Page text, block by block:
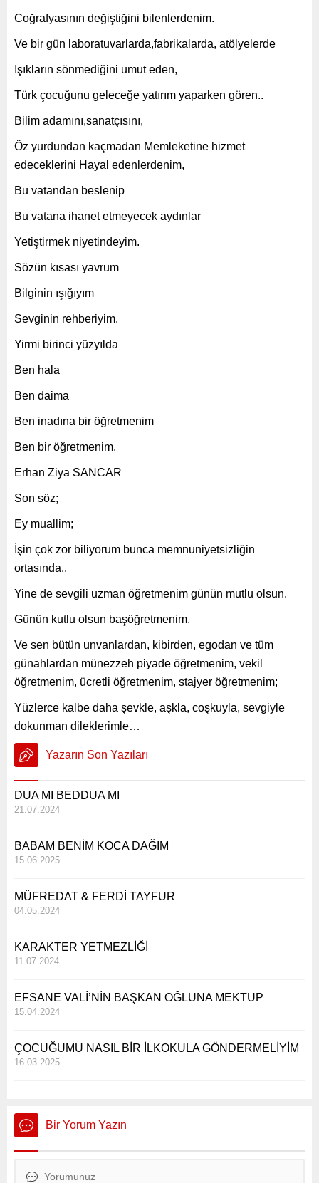
Coğrafyasının değiştiğini bilenlerdenim.
Ve bir gün laboratuvarlarda,fabrikalarda, atölyelerde
Işıkların sönmediğini umut eden,
Türk çocuğunu geleceğe yatırım yaparken gören..
Bilim adamını,sanatçısını,
Öz yurdundan kaçmadan Memleketine hizmet
edeceklerini Hayal edenlerdenim,
Bu vatandan beslenip
Bu vatana ihanet etmeyecek aydınlar
Yetiştirmek niyetindeyim.
Sözün kısası yavrum
Bilginin ışığıyım
Sevginin rehberiyim.
Yirmi birinci yüzyılda
Ben hala
Ben daima
Ben inadına bir öğretmenim
Ben bir öğretmenim.
Erhan Ziya SANCAR
Son söz;
Ey muallim;
İşin çok zor biliyorum bunca memnuniyetsizliğin
ortasında..
Yine de sevgili uzman öğretmenim günün mutlu olsun.
Günün kutlu olsun başöğretmenim.
Ve sen bütün unvanlardan, kibirden, egodan ve tüm
günahlardan münezzeh piyade öğretmenim, vekil
öğretmenim, ücretli öğretmenim, stajyer öğretmenim;
Yüzlerce kalbe daha şevkle, aşkla, coşkuyla, sevgiyle
dokunman dileklerimle…
Yazarın Son Yazıları
DUA MI BEDDUA MI
21.07.2024
BABAM BENİM KOCA DAĞIM
15.06.2025
MÜFREDAT & FERDİ TAYFUR
04.05.2024
KARAKTER YETMEZLİĞİ
11.07.2024
EFSANE VALİ’NİN BAŞKAN OĞLUNA MEKTUP
15.04.2024
ÇOCUĞUMU NASIL BİR İLKOKULA GÖNDERMELİYİM
16.03.2025
Bir Yorum Yazın